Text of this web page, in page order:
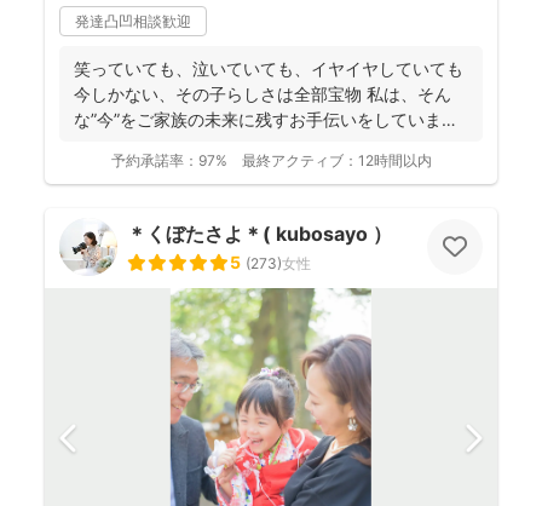
発達凸凹相談歓迎
笑っていても、泣いていても、イヤイヤしていても
今しかない、その子らしさは全部宝物 私は、そん
な”今”をご家族の未来に残すお手伝いをしています
予約承諾率： 97% 最終アクティブ： 12時間以内
＊くぼたさよ＊( kubosayo ）
5 (273)女性